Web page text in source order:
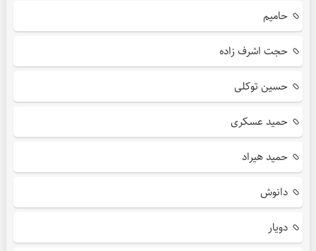
حامیم
حجت اشرف زاده
حسین توکلی
حمید عسکری
حمید هیراد
دانوش
دویار